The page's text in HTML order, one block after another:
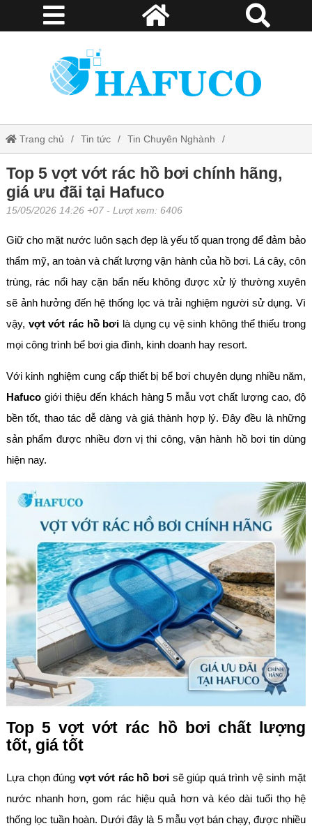
Trang chủ Tin tức Tin Chuyên Nghành
Top 5 vợt vớt rác hồ bơi chính hãng, giá ưu đãi tại Hafuco
Top 5 vợt vớt rác hồ bơi chính hãng,
giá ưu đãi tại Hafuco
15/05/2026 14:26 +07 - Lượt xem: 6406
Giữ cho mặt nước luôn sạch đẹp là yếu tố quan trọng để đảm bảo
thẩm mỹ, an toàn và chất lượng vận hành của hồ bơi. Lá cây, côn
trùng, rác nổi hay cặn bẩn nếu không được xử lý thường xuyên
sẽ ảnh hưởng đến hệ thống lọc và trải nghiệm người sử dụng. Vì
vậy, vợt vớt rác hồ bơi là dụng cụ vệ sinh không thể thiếu trong
mọi công trình bể bơi gia đình, kinh doanh hay resort.
Với kinh nghiệm cung cấp thiết bị bể bơi chuyên dụng nhiều năm,
Hafucogiới thiệu đến khách hàng 5 mẫu vợt chất lượng cao, độ
bền tốt, thao tác dễ dàng và giá thành hợp lý. Đây đều là những
sản phẩm được nhiều đơn vị thi công, vận hành hồ bơi tin dùng
hiện nay.
Top 5 vợt vớt rác hồ bơi chất lượng
tốt, giá tốt
Lựa chọn đúng vợt vớt rác hồ bơi sẽ giúp quá trình vệ sinh mặt
nước nhanh hơn, gom rác hiệu quả hơn và kéo dài tuổi thọ hệ
thống lọc tuần hoàn. Dưới đây là 5 mẫu vợt bán chạy, được nhiều